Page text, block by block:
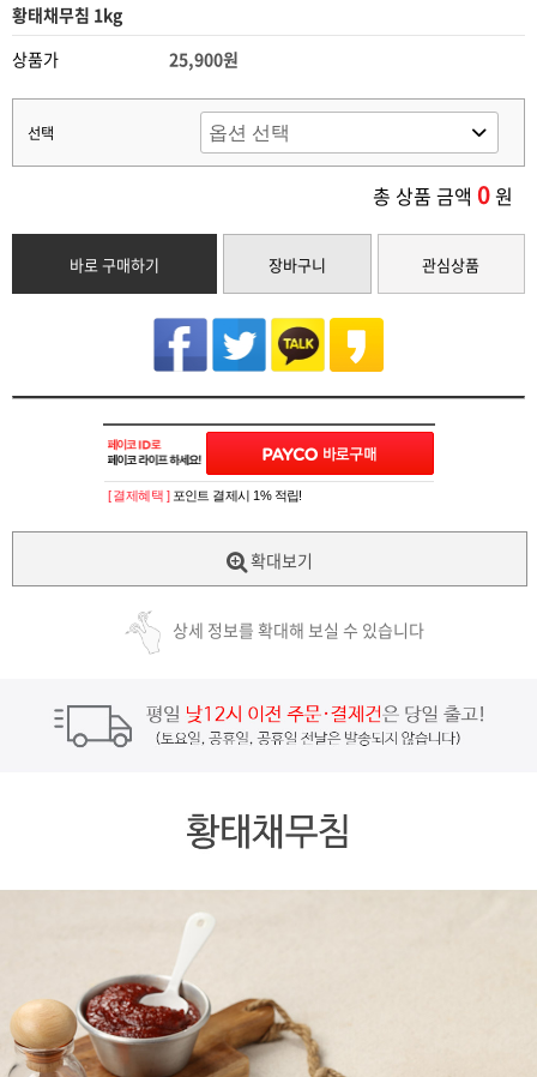
황태채무침 1kg
상품가
25,900원
선택
총 상품 금액 0원
바로 구매하기 장바구니 관심상품
페이코 ID로
PAYCO 바로
[ 결제혜택 ] 포인트 결제시 1% 적립!
확대보기
상세 정보를 확대해 보실 수 있습니다